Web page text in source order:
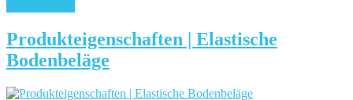
Produkteigenschaften | Elastische
Bodenbeläge